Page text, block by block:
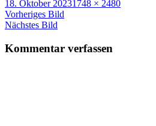
Veröffentlicht
am
18. Oktober 2023Volle
1748 × 2480
Vorheriges Bild
Nächstes Bild
Kommentar verfassen